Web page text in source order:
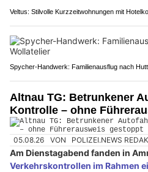
Veltus: Stilvolle Kurzzeitwohnungen mit
Spycher-Handwerk: Familienausflug nach
Altnau TG: Betrunkener
Kontrolle – ohne
05.08.26 VON POLIZEI.NEWS
Am Dienstagabend fanden in
Verkehrskontrollen im Rahmen